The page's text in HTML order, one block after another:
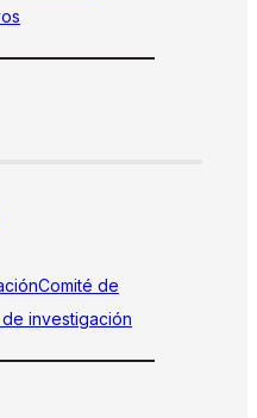
Comité de
investigación